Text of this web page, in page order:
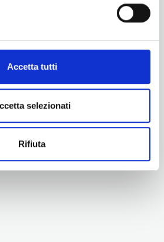
Accetta tutti
selezionati
Rifiuta
cosa fare e cosa vedere nelle Terre
Sviluppo delle Imprese
Turismo e Beni Culturali